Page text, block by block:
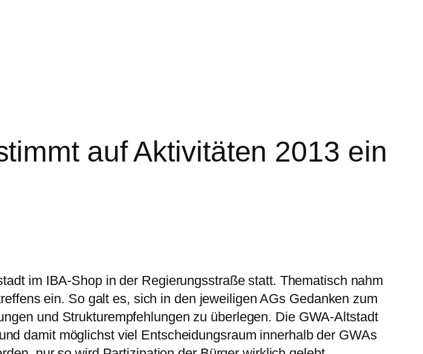
auf Aktivitäten 2013 ein
im IBA-Shop in der Regierungsstraße statt. Thematisch nahm
ein. So galt es, sich in den jeweiligen AGs Gedanken zum
und Strukturempfehlungen zu überlegen. Die GWA-Altstadt
damit möglichst viel Entscheidungsraum innerhalb der GWAs